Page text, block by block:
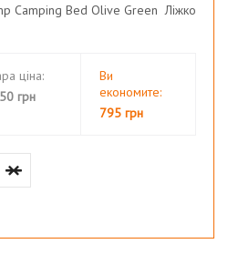
Camping Bed Olive Green Ліжко
ціна:
грн
Ви
економите:
795 грн